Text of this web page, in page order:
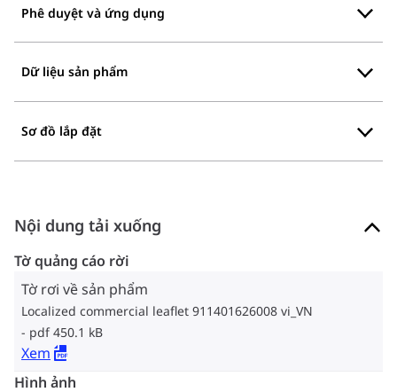
Phê duyệt và ứng dụng
Dữ liệu sản phẩm
Sơ đồ lắp đặt
Nội dung tải xuống
Tờ quảng cáo rời
Tờ rơi về sản phẩm
Localized commercial leaflet 911401626008 vi_VN
pdf 450.1 kB
Xem
Hình ảnh